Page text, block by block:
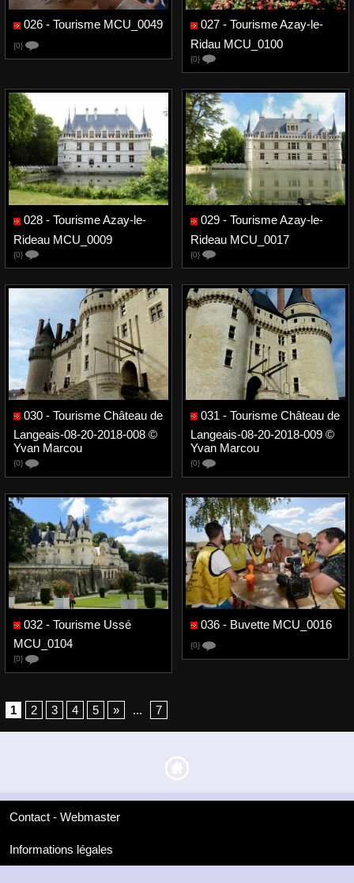
026 - Tourisme MCU_0049
{0}
027 - Tourisme Azay-le-
Ridau MCU_0100
{0}
028 - Tourisme Azay-le-
Rideau MCU_0009
{0}
029 - Tourisme Azay-le-
Rideau MCU_0017
{0}
030 - Tourisme Château de
Langeais-08-20-2018-008 ©
Yvan Marcou
{0}
031 - Tourisme Château de
Langeais-08-20-2018-009 ©
Yvan Marcou
{0}
032 - Tourisme Ussé
MCU_0104
{0}
036 - Buvette MCU_0016
{0}
1 2 3 4 5 » ... 7
Contact - Webmaster
Informations légales